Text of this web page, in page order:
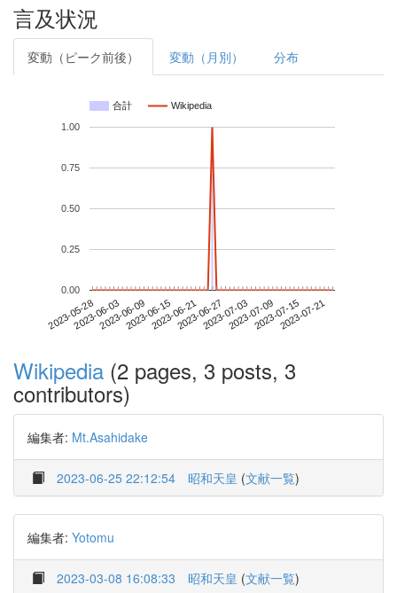
言及状況
変動（ピーク前後） 変動（月別） 分布
合計 Wikipedia
2023-05-282023-06-032023-06-092023-06-152023-06-212023-06-272023-07-032023-07-092023-07-152023-07-21
0.00
0.25
0.50
0.75
1.00
Wikipedia (2 pages, 3 posts, 3
contributors)
編集者: Mt.Asahidake
2023-06-25 22:12:54 昭和天皇 (文献一覧)
編集者: Yotomu
2023-03-08 16:08:33 昭和天皇 (文献一覧)